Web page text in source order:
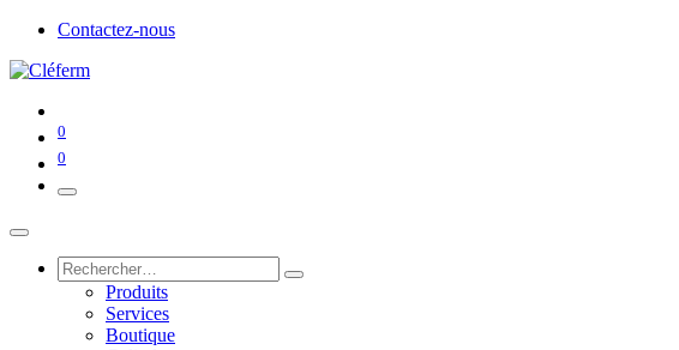
Contactez-nous
0
0
Produits
Services
Boutique